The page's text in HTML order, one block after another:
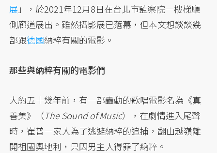
展 」，於2021年12月8日在台北市監察院一樓梯廳
側廊道展出。雖然攝影展已落幕，但本文想談談幾
部跟德國納粹有關的電影。
那些與納粹有關的電影們
大約五十幾年前，有一部轟動的歌唱電影名為《真
善美》（The Sound of Music），在劇情進入尾聲
時，崔普一家人為了逃避納粹的追捕，翻山越嶺離
開祖國奧地利，只因男主人得罪了納粹。